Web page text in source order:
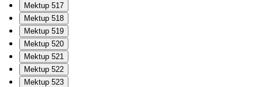
Mektup 517
Mektup 518
Mektup 519
Mektup 520
Mektup 521
Mektup 522
Mektup 523